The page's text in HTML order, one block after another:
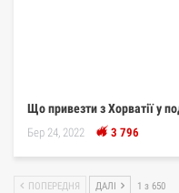
Що привезти з Хорватії у
Бер 24, 2022 3 796
ПОПЕРЕДНЯ ДАЛІ 1 з 650